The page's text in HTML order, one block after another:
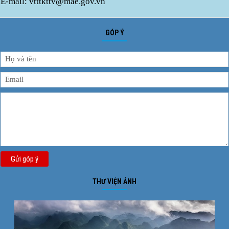
GÓP Ý
Gửi góp ý
THƯ VIỆN ẢNH